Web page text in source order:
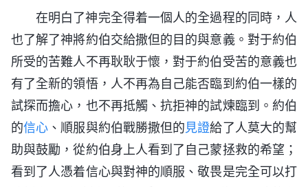
在明白了神完全得着一個人的全過程的同時，人
也了解了神將約伯交給撒但的目的與意義。對于約伯
所受的苦難人不再耿耿于懷，對于約伯受苦的意義也
有了全新的領悟，人不再為自己能否臨到約伯一樣的
試探而擔心，也不再抵觸、抗拒神的試煉臨到。約伯
的信心 、順服與約伯戰勝撒但的見證給了人莫大的幫
助與鼓勵，從約伯身上人看到了自己蒙拯救的希望；
看到了人憑着信心與對神的順服、敬畏是完全可以打